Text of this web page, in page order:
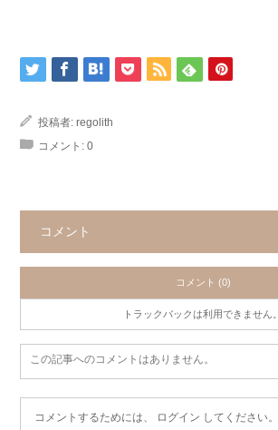
投稿者: regolith
コメント: 0
コメント
コメント (0)
トラックバックは利用できません。
この記事へのコメントはありません。
コメントするためには、 ログイン してください。